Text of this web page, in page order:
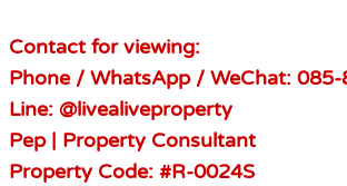
Contact for viewing:
Phone / WhatsApp / WeChat:
Line: @livealiveproperty
Pep | Property Consultant
Property Code: #R-0024S